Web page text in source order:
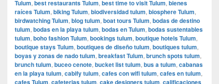
Tulum, best restaurants Tulum, best time to visit Tulum, bienes
raíces Tulum, biking Tulum, biodiversidad tulum, biosphere Tulum,
birdwatching Tulum, blog tulum, boat tours Tulum, bodas de destino
tulum, bodas en la playa tulum, bodas en Tulum, bodas sustentables
tulum, boho fashion Tulum, bookings tulum, boutique hotels Tulum,
boutique stays Tulum, boutiques de diseño tulum, boutiques tulum,
boyas y zonas de nado tulum, breakfast Tulum, brunch spots tulum,
brunch tulum, buceo cenote, bucket list tulum, bus a tulum, cabanas
en la playa tulum, cabify tulum, cafes con wifi tulum, cafes en tulum,
cafes Tulum, cafeterias tulum, cake designers tulum, calificaciones